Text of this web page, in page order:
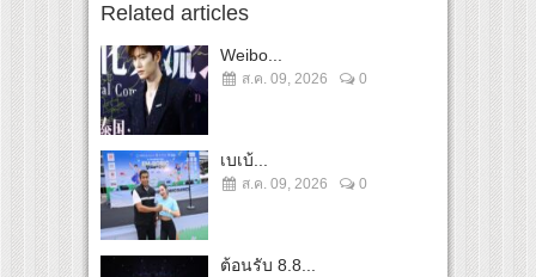
Related articles
Weibo...
ส.ค. 09, 2026 0
เบเบ้...
ส.ค. 09, 2026 0
ต้อนรับ 8.8...